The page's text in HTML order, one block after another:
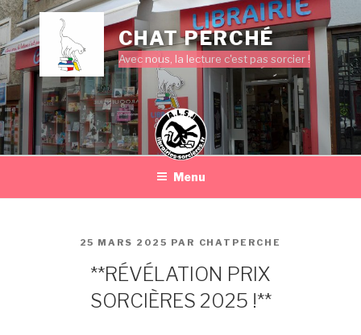
Aller
au
contenu
principal
CHAT PERCHÉ
Avec nous, la lecture c'est pas sorcier !
Menu
PUBLIÉ
25 MARS 2025 PAR CHATPERCHE
**RÉVÉLATION PRIX
SORCIÈRES 2025 !**